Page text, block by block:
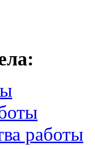
работы